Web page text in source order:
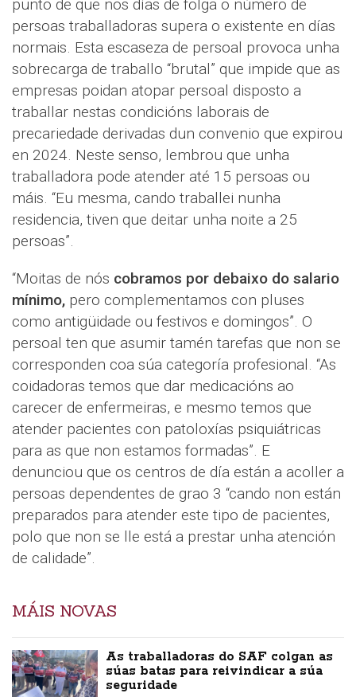
punto de que nos días de folga o número de
persoas traballadoras supera o existente en días
normais. Esta escaseza de persoal provoca unha
sobrecarga de traballo “brutal” que impide que as
empresas poidan atopar persoal disposto a
traballar nestas condicións laborais de
precariedade derivadas dun convenio que expirou
en 2024. Neste senso, lembrou que unha
traballadora pode atender até 15 persoas ou
máis. “Eu mesma, cando traballei nunha
residencia, tiven que deitar unha noite a 25
persoas”.
“Moitas de nós cobramos por debaixo do salario
mínimo, pero complementamos con pluses
como antigüidade ou festivos e domingos”. O
persoal ten que asumir tamén tarefas que non se
corresponden coa súa categoría profesional. “As
coidadoras temos que dar medicacións ao
carecer de enfermeiras, e mesmo temos que
atender pacientes con patoloxías psiquiátricas
para as que non estamos formadas”. E
denunciou que os centros de día están a acoller a
persoas dependentes de grao 3 “cando non están
preparados para atender este tipo de pacientes,
polo que non se lle está a prestar unha atención
de calidade”.
MÁIS NOVAS
As traballadoras do SAF colgan as
súas batas para reivindicar a súa
seguridade